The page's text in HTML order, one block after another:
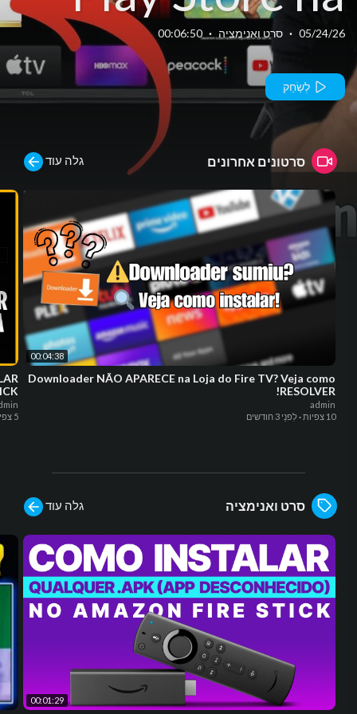
Google TV da
TCL.
05/24/26
· סרט ואנימציה ·
00:06:50
לְשַׂחֵק
סרטונים אחרונים גלה עוד
5 צפיות
00:04:38
Downloader NÃO APARECE na Loja do Fire TV? Veja como
RESOLVER!
admin
10 צפיות
·לִפנֵי 3 חודשים
סרט ואנימציה גלה עוד
00:01:29